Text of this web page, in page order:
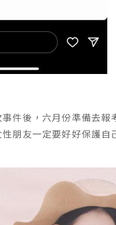
件後，六月份準備去
朋友一定要好好保護